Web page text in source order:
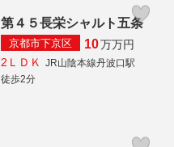
第４５長栄シャルト五条
京都市下京区 10万万円
2ＬＤＫ JR山陰本線丹波口駅
徒歩2分